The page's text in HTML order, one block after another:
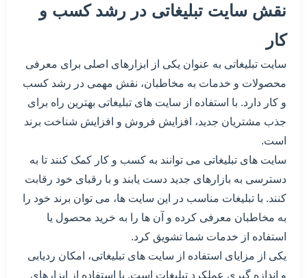
نقش سایت تبلیغاتی در رشد کسب و
کار
سایت تبلیغاتی به عنوان یکی از ابزارهای اصلی برای معرفی
محصولات و خدمات به مخاطبان، نقش مهمی در رشد کسب
و کار دارد. با استفاده از سایت های تبلیغاتی بهترین راه برای
جذب مشتریان جدید، افزایش فروش و افزایش شناخت برند
است.
سایت های تبلیغاتی می توانند به کسب و کار کمک کنند تا به
دسترسی به بازارهای جدید دست یابند و با رقبای خود رقابت
کنند. با تبلیغات مناسب در این سایت ها، می توان برند خود را
به مخاطبان معرفی کرده و آن ها را به خرید محصول یا
استفاده از خدمات شما تشویق کرد.
یکی از مزایای استفاده از سایت های تبلیغاتی، امکان ردیابی
و اندازه گیری عملکرد تبلیغات است. با استفاده از ابزارهای